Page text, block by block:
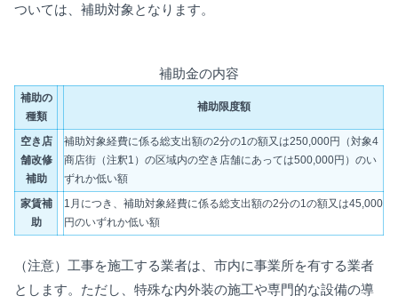
ついては、補助対象となります。
補助金の内容
補助の
種類
補助限度額
空き店
舗改修
補助
補助対象経費に係る総支出額の2分の1の額又は250,000円（対象4
商店街（注釈1）の区域内の空き店舗にあっては500,000円）のい
ずれか低い額
家賃補
助
1月につき、補助対象経費に係る総支出額の2分の1の額又は45,000
円のいずれか低い額
（注意）工事を施工する業者は、市内に事業所を有する業者
とします。ただし、特殊な内外装の施工や専門的な設備の導